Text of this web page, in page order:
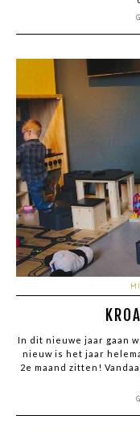
In dit nieuwe jaar gaan
nieuw is het jaar
2e maand zitten!